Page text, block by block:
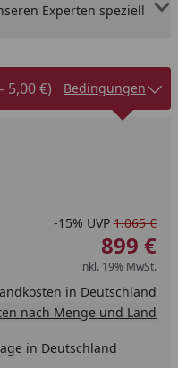
Experten speziell
5,00 €) Bedingungen
eingeben
um eins erhöhen
-15% UVP 1.065 €
899 €
inkl. 19% MwSt.
in Deutschland
nach Menge und Land
in Deutschland